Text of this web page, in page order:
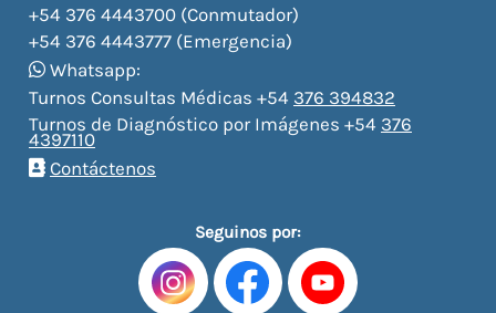
+54 376 4443700 (Conmutador)
+54 376 4443777 (Emergencia)
Whatsapp:
Turnos Consultas Médicas +54 376 394832
Turnos de Diagnóstico por Imágenes +54 376
4397110
Contáctenos
Seguinos por: